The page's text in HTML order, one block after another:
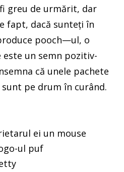
greu de urmărit, dar
fapt, dacă sunteți în
pooch—ul, o
un semn pozitiv-
că unele pachete
pe drum în curând.